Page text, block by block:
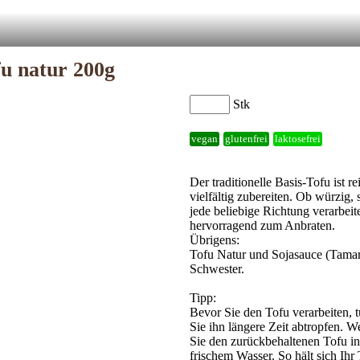
natur 200g
Stk
vegan glutenfrei laktosefrei
Der traditionelle Basis-Tofu ist
vielfältig zubereiten. Ob würzig,
jede beliebige Richtung
hervorragend zum Anbraten.
Übrigens:
Tofu Natur und Sojasauce
Schwester.
Tipp:
Bevor Sie den Tofu verarbeiten,
Sie ihn längere Zeit abtropfen.
Sie den zurückbehaltenen Tofu
frischem Wasser. So hält sich